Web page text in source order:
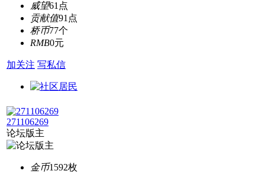
威望61点
贡献值91点
桥币77个
RMB0元
加关注 写私信
271106269
论坛版主
金币1592枚